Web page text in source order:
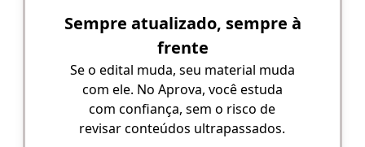
Sempre atualizado, sempre à
frente
Se o edital muda, seu material muda
com ele. No Aprova, você estuda
com confiança, sem o risco de
revisar conteúdos ultrapassados.